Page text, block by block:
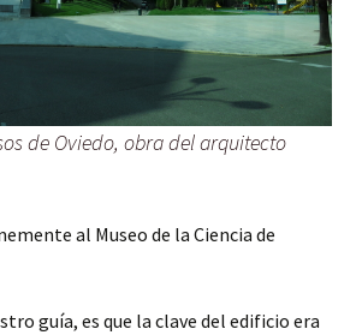
de Oviedo, obra del arquitecto
al Museo de la Ciencia de
guía, es que la clave del edificio era